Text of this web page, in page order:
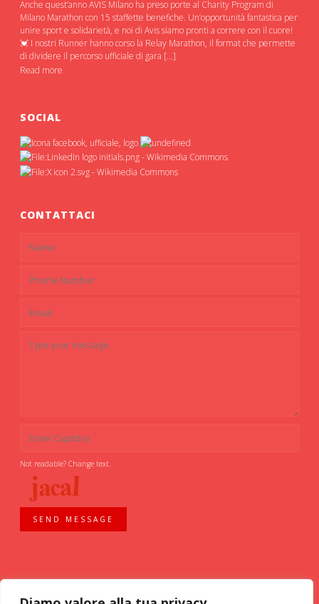
Anche quest’anno AVIS Milano ha preso porte al Charity Program di
Milano Marathon con 15 staffette benefiche. Un’opportunità fantastica per
unire sport e solidarietà, e noi di Avis siamo pronti a correre con il cuore!
💓 I nostri Runner hanno corso la Relay Marathon, il format che permette
di dividere il percorso ufficiale di gara […]
Read more
SOCIAL
CONTATTACI
Not readable? Change text.
SEND MESSAGE